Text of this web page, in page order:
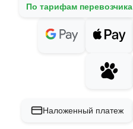
По тарифам перевозчика
Наложенный платеж